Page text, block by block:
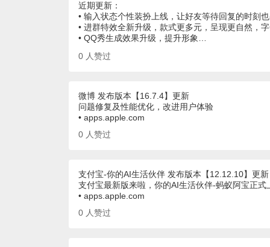
近期更新：
• 输入状态个性装扮上线，让好友等待回复的时刻
• 进群特效全新升级，款式更多元，呈现更自然，
• QQ秀生成效果升级，提升形象…
0 人赞过
微博 发布版本【16.7.4】更新
问题修复及性能优化，改进用户体验
• apps.apple.com
0 人赞过
支付宝-你的AI生活伙伴 发布版本【12.12.10】更新
支付宝最新版来啦，你的AI生活伙伴-蚂蚁阿宝正
• apps.apple.com
0 人赞过